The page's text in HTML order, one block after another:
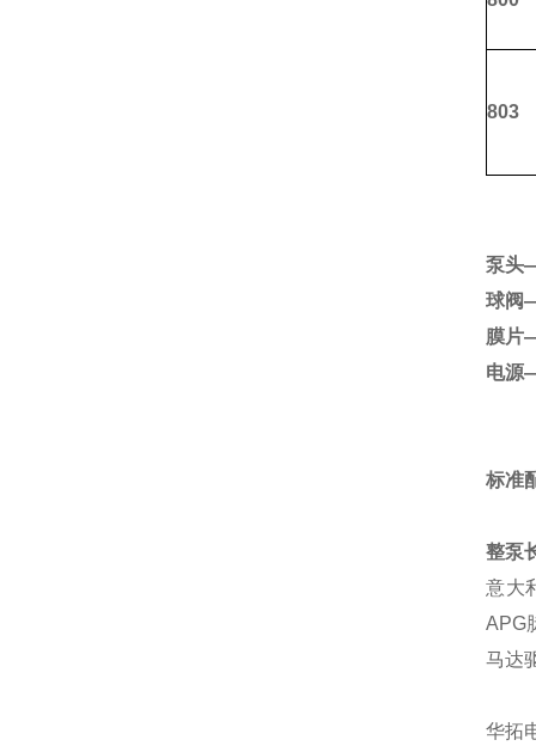
803
泵头
球阀
膜片
电源
标准
整泵
意大
APG
马达
华拓